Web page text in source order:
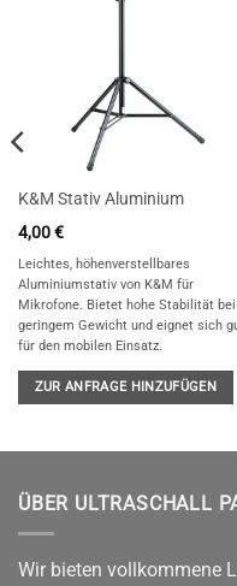
K&M Stativ Aluminium
4,00€
Leichtes, höhenverstellbares
Aluminiumstativ von K&M für
Mikrofone. Bietet hohe Stabilität bei
geringem Gewicht und eignet sich
für den mobilen Einsatz.
ZUR ANFRAGE HINZUFÜGEN
ÜBER ULTRASCHALL
Wir bieten vollkommene